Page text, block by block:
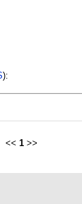
):
<< 1 >>